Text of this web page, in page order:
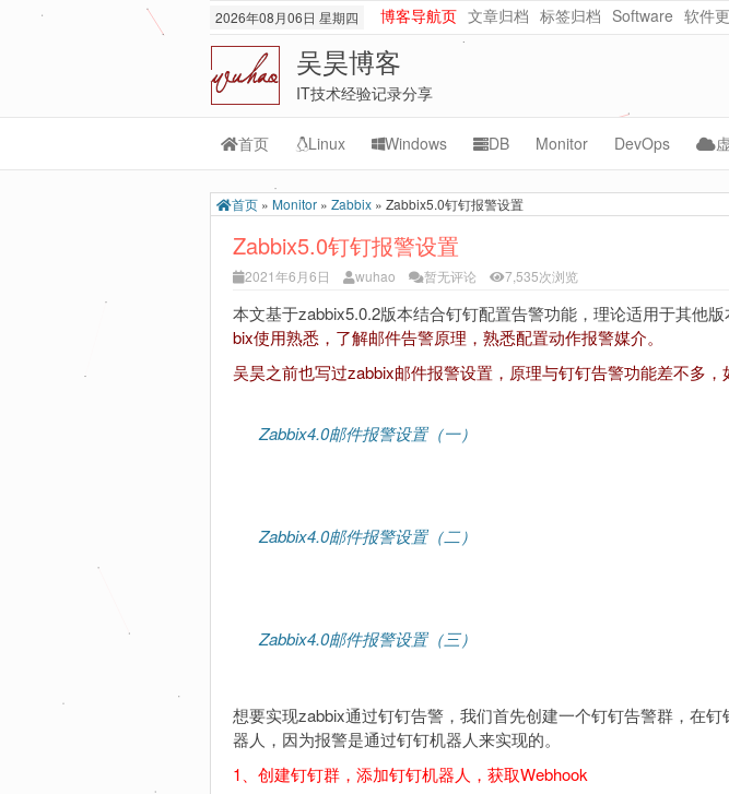
2026年08月06日 星期四 博客导航页 文章归档 标签归档 Software 软件
吴昊博客
IT技术经验记录分享
首页 Linux
Transmission
lnmp
git-svn
Windows DB
MySQL
MongoDB
Monitor
Cacti
Grafana
Prometheus
Lepus
DevOps
Jenkins
ceph
python
首页 » Monitor » Zabbix » Zabbix5.0钉钉报警设置
Zabbix5.0钉钉报警设置
2021年6月6日 wuhao 暂无评论 7,535次浏览
本文基于zabbix5.0.2版本结合钉钉配置告警功能，理论适用于其他
bix使用熟悉，了解邮件告警原理，熟悉配置动作报警媒介。
吴昊之前也写过zabbix邮件报警设置，原理与钉钉告警功能差不多，
Zabbix4.0邮件报警设置（一）
Zabbix4.0邮件报警设置（二）
Zabbix4.0邮件报警设置（三）
想要实现zabbix通过钉钉告警，我们首先创建一个钉钉告警群，在
器人，因为报警是通过钉钉机器人来实现的。
1、创建钉钉群，添加钉钉机器人，获取Webhook